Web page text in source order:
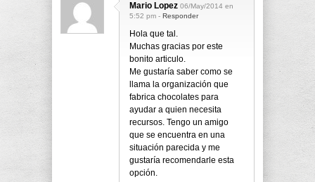
Mario Lopez 06/May/2014 en
5:52 pm - Responder
Hola que tal.
Muchas gracias por este
bonito articulo.
Me gustaría saber como se
llama la organización que
fabrica chocolates para
ayudar a quien necesita
recursos. Tengo un amigo
que se encuentra en una
situación parecida y me
gustaría recomendarle esta
opción.